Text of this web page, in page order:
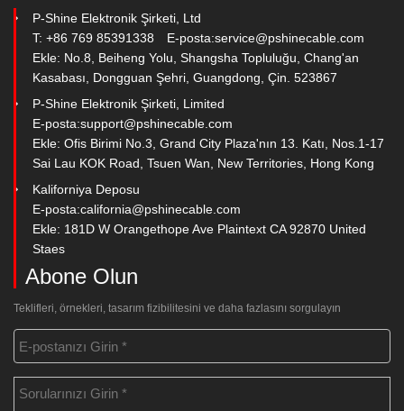
P-Shine Elektronik Şirketi, Ltd
T: +86 769 85391338
E-posta:service@pshinecable.com
Ekle: No.8, Beiheng Yolu, Shangsha Topluluğu, Chang'an
Kasabası, Dongguan Şehri, Guangdong, Çin. 523867
P-Shine Elektronik Şirketi, Limited
E-posta:support@pshinecable.com
Ekle: Ofis Birimi No.3, Grand City Plaza'nın 13. Katı, Nos.1-17
Sai Lau KOK Road, Tsuen Wan, New Territories, Hong Kong
Kaliforniya Deposu
E-posta:california@pshinecable.com
Ekle: 181D W Orangethope Ave Plaintext CA 92870 United
Staes
Abone Olun
Teklifleri, örnekleri, tasarım fizibilitesini ve daha fazlasını sorgulayın